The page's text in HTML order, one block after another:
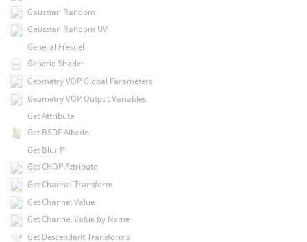
Gaussian Random
Gaussian Random UV
General Fresnel
Generic Shader
Geometry VOP Global Parameters
Geometry VOP Output Variables
Get Attribute
Get BSDF Albedo
Get Blur P
Get CHOP Attribute
Get Channel Transform
Get Channel Value
Get Channel Value by Name
Get Descendant Transforms